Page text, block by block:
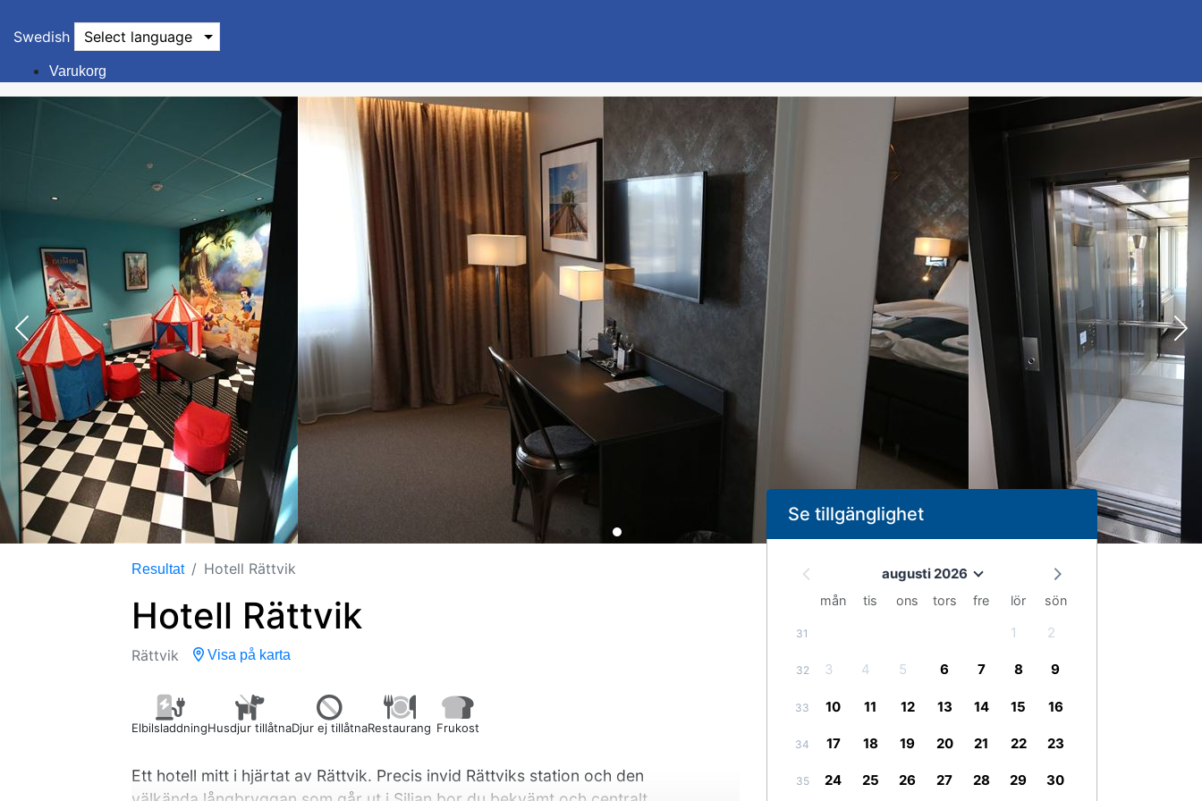
Swedish Select language
Varukorg
Resultat Hotell Rättvik
Hotell Rättvik
Rättvik Visa på karta
ElbilsladdningHusdjur tillåtnaDjur ej tillåtnaRestaurang Frukost
Ett hotell mitt i hjärtat av Rättvik. Precis invid Rättviks station och den
Se tillgänglighet
augusti 2026
mån tis ons tors fre lör sön
31 1 2
32 3 4 5 6 7 8 9
33 10 11 12 13 14 15 16
34 17 18 19 20 21 22 23
35 24 25 26 27 28 29 30